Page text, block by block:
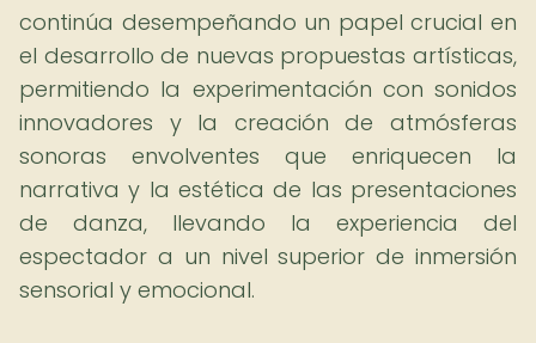
continúa desempeñando un papel crucial en
el desarrollo de nuevas propuestas artísticas,
permitiendo la experimentación con sonidos
innovadores y la creación de atmósferas
sonoras envolventes que enriquecen la
narrativa y la estética de las presentaciones
de danza, llevando la experiencia del
espectador a un nivel superior de inmersión
sensorial y emocional.